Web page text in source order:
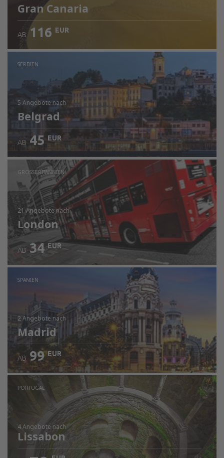
Gran Canaria
AB 116 EUR
SERBIEN
5 Angebote nach
Belgrad
AB 45 EUR
GROSSBRITANNIEN
21 Angebote nach
London
AB 34 EUR
SPANIEN
2 Angebote nach
Madrid
AB 99 EUR
PORTUGAL
4 Angebote nach
Lissabon